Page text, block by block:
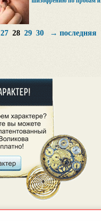
27 28 29 30 → последняя